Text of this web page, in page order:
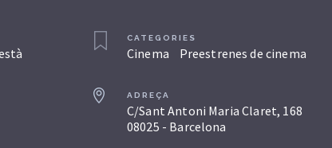
CATEGORIES
Cinema Preestrenes de cinema
ADREÇA
C/Sant Antoni Maria Claret, 168
08025 - Barcelona